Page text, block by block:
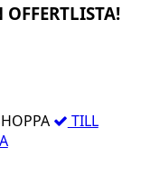
TILL